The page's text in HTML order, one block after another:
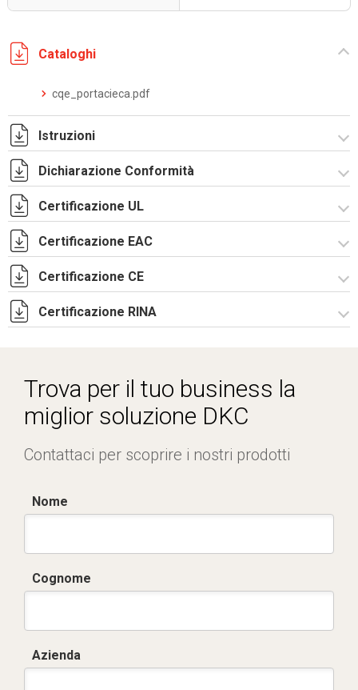
Cataloghi
cqe_portacieca.pdf
Istruzioni
Istruzioni di montaggio CQE_stampa.pdf
Dichiarazione Conformità
CE Declaration - CQE Rev.02.pdf
UKCA Declaration - CQE Rev.00.pdf
Certificazione UL
Certificato UL - CAE_CQE_CE_CDE_PN-12.pdf
Certificazione EAC
Lettera di esenzione EAC armadi CQE e CAE.pdf
Certificazione CE
Certificazione TUV - R5CQE-2.pdf
Certificazione RINA
Trova per il tuo business la
miglior soluzione DKC
Contattaci per scoprire i nostri prodotti
Nome
Cognome
Azienda